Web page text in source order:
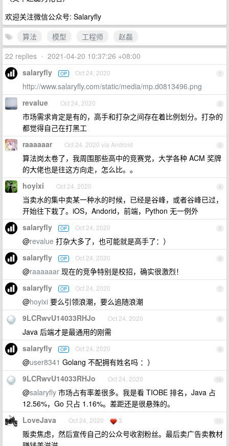
欢迎关注微信公众号: Salaryfly
算法
模型 工程师
赵磊
22 replies • 2021-04-20 10:37:26 +08:00
1
salaryfly OP Oct 24, 2020
http://www.salaryfly.com/static/media/mp.d0813496.png
2
revalue Oct 24, 2020
市场需求肯定是有的，高手和打杂之间存在着比例划分。打杂的
都觉得自己在打黑工
3
raaaaaar Oct 24, 2020 via Android
算法岗太卷了，我周围那些高中的竞赛党，大学各种 ACM 奖牌
的大佬也是往这方向走，怎么比。。
4
hoyixi Oct 24, 2020
当卖水的集中卖某一种水的时候，已经是谷峰，或者谷峰已过，
开始往下栽了。iOS，Andorid，前端，Python 无一例外
5
salaryfly OP Oct 24, 2020
@revalue 打杂大多了，也可能就是高手了：）
6
salaryfly OP Oct 24, 2020
@raaaaaar 现在的竞争特别是校招，确实很激烈！
7
salaryfly OP Oct 24, 2020
@hoyixi 要么引领浪潮，要么追随浪潮
8
9LCRwvU14033RHJo Oct 24, 2020
Java 后端才是最通用的刚需
9
salaryfly OP Oct 24, 2020
@user8341 Golang 不配拥有姓名吗 ：）
10
9LCRwvU14033RHJo Oct 24, 2020
@salaryfly 市场占有率差很多。我是看 TIOBE 排名，Java 占
12.56%，Go 只占 1.16%。差距还是很悬殊的。
11
LoveJava Oct 24, 2020 3
贩卖焦虑，然后宣传自己的公众号收割粉丝。最后卖广告卖教材